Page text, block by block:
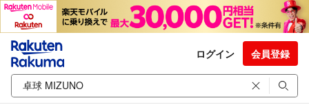
ログイン 会員登録